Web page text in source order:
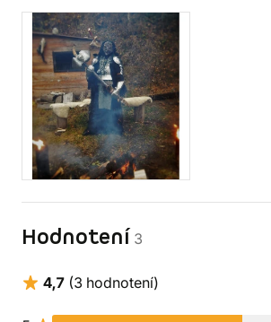
Hodnotení 3
4,7 (3 hodnotení)